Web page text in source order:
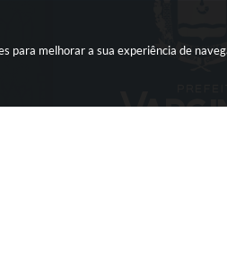
para melhorar a sua experiência de